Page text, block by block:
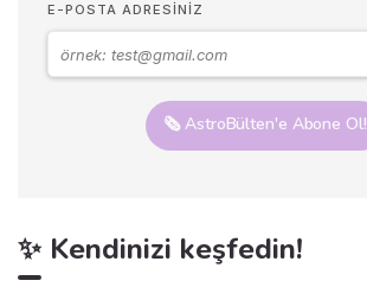
E-POSTA ADRESINIZ
🗞️ AstroBülten'e Abone Ol!
✨ Kendinizi keşfedin!